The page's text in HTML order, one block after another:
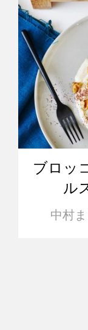
ブロッ
ル
中村